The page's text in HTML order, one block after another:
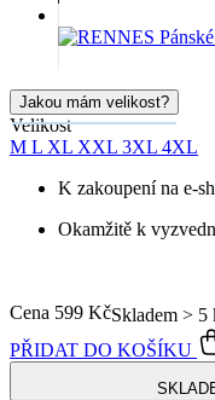
Jakou mám velikost?
Velikost
M L XL XXL 3XL 4XL
K zakoupení na e-
Okamžitě k
Skladem > 5
Cena 599 Kč
PŘIDAT DO KOŠÍKU